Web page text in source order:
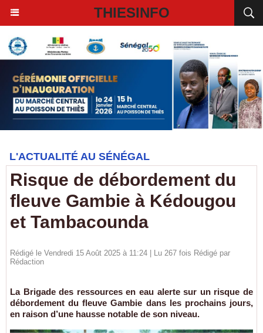
THIESINFO
L'ACTUALITÉ AU SÉNÉGAL
Risque de débordement du
fleuve Gambie à Kédougou
et Tambacounda
Rédigé le Vendredi 15 Août 2025 à 11:24 | Lu 267 fois Rédigé par
Rédaction
La Brigade des ressources en eau alerte sur un risque de
débordement du fleuve Gambie dans les prochains jours,
en raison d’une hausse notable de son niveau.